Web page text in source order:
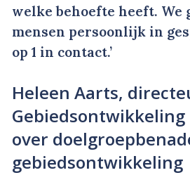
welke behoefte heeft. We
mensen persoonlijk in
op 1 in contact.’
Heleen Aarts,
Gebiedsontwikkeling
over
gebiedsontwikkeling